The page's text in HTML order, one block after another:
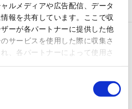
ルメディアや広告配信、データ
報を共有しています。ここで収
ーが各パートナーに提供した他
サービスを使用した際に収集さ
、各パートナーによって使用さ
SMC株式会社主催 新製品展示会